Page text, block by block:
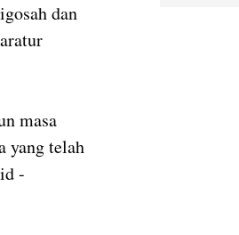
dan
masa
yang telah
-